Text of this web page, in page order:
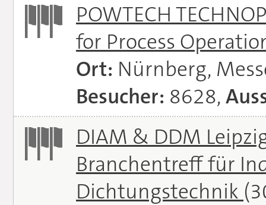
POWTECH
for Process
Ort: Nürnberg,
Besucher: 8628,
DIAM & DDM
Branchentreff für
Dichtungstechnik